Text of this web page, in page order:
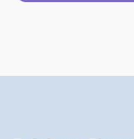
aufrechtzuerhalten.